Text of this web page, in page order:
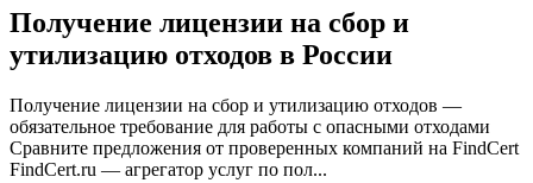
Получение лицензии на сбор и
утилизацию отходов в России
Получение лицензии на сбор и утилизацию отходов —
обязательное требование для работы с опасными отходами
Сравните предложения от проверенных компаний на FindCert
FindCert.ru — агрегатор услуг по пол...